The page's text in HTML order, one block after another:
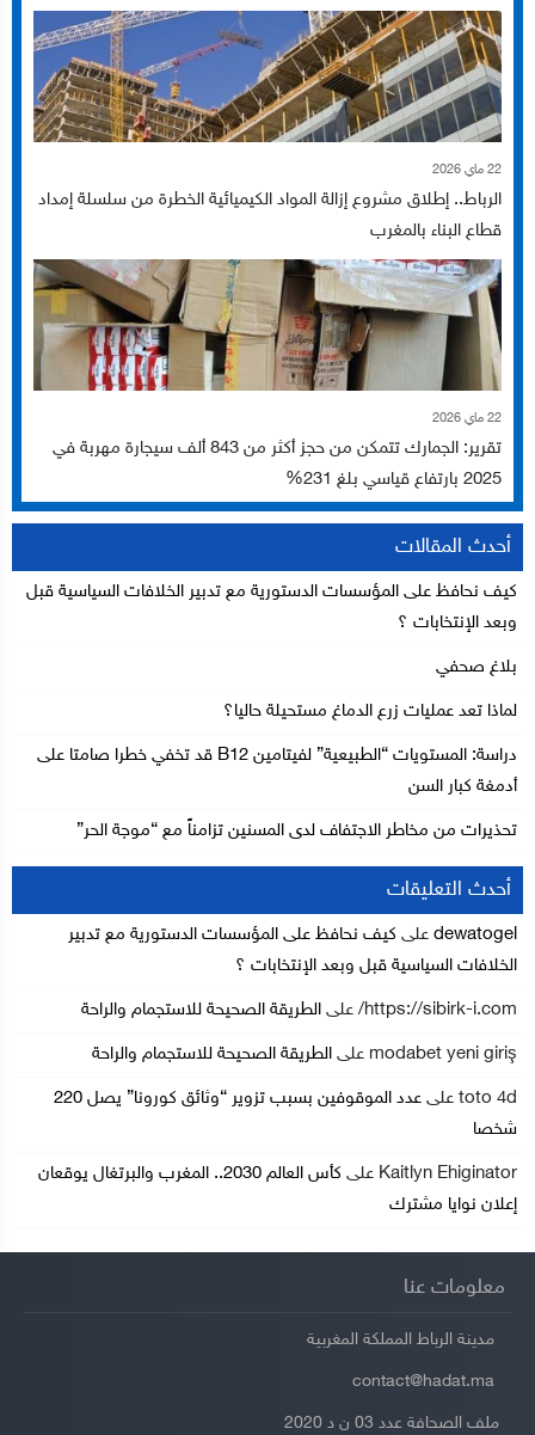
22 ماي 2026
الرباط.. إطلاق مشروع إزالة المواد الكيميائية الخطرة من سلسلة إمداد
قطاع البناء بالمغرب
22 ماي 2026
تقرير: الجمارك تتمكن من حجز أكثر من 843 ألف سيجارة مهربة في
2025 بارتفاع قياسي بلغ 231%
أحدث المقالات
كيف نحافظ على المؤسسات الدستورية مع تدبير الخلافات السياسية قبل
وبعد الإنتخابات ؟
بلاغ صحفي
لماذا تعد عمليات زرع الدماغ مستحيلة حاليا؟
دراسة: المستويات “الطبيعية” لفيتامين B12 قد تخفي خطرا صامتا على
أدمغة كبار السن
تحذيرات من مخاطر الاجتفاف لدى المسنين تزامناً مع “موجة الحر”
أحدث التعليقات
dewatogel على كيف نحافظ على المؤسسات الدستورية مع تدبير
الخلافات السياسية قبل وبعد الإنتخابات ؟
https://sibirk-i.com/ على الطريقة الصحيحة للاستجمام والراحة
modabet yeni giriş على الطريقة الصحيحة للاستجمام والراحة
toto 4d على
عدد الموقوفين بسبب تزوير “وثائق كورونا” يصل 220
شخصا
Kaitlyn Ehiginator على
كأس العالم 2030.. المغرب والبرتغال يوقعان
إعلان نوايا مشترك
معلومات عنا
مدينة الرباط المملكة المغربية
ملف الصحافة عدد 03 ن د 2020